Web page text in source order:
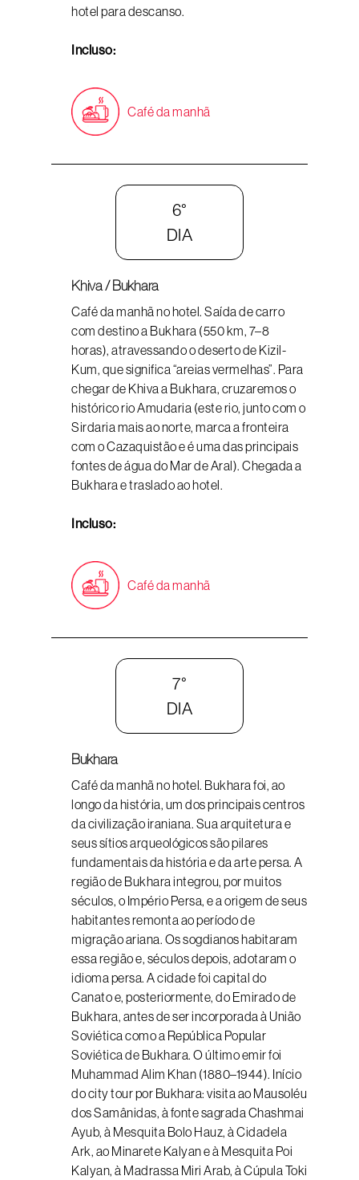
hotel para descanso.
Incluso:
Café da manhã
6°
DIA
Khiva / Bukhara
Café da manhã no hotel. Saída de carro
com destino a Bukhara (550 km, 7–8
horas), atravessando o deserto de Kizil-
Kum, que significa “areias vermelhas”. Para
chegar de Khiva a Bukhara, cruzaremos o
histórico rio Amudaria (este rio, junto com o
Sirdaria mais ao norte, marca a fronteira
com o Cazaquistão e é uma das principais
fontes de água do Mar de Aral). Chegada a
Bukhara e traslado ao hotel.
Incluso:
Café da manhã
7°
DIA
Bukhara
Café da manhã no hotel. Bukhara foi, ao
longo da história, um dos principais centros
da civilização iraniana. Sua arquitetura e
seus sítios arqueológicos são pilares
fundamentais da história e da arte persa. A
região de Bukhara integrou, por muitos
séculos, o Império Persa, e a origem de seus
habitantes remonta ao período de
migração ariana. Os sogdianos habitaram
essa região e, séculos depois, adotaram o
idioma persa. A cidade foi capital do
Canato e, posteriormente, do Emirado de
Bukhara, antes de ser incorporada à União
Soviética como a República Popular
Soviética de Bukhara. O último emir foi
Muhammad Alim Khan (1880–1944). Início
do city tour por Bukhara: visita ao Mausoléu
dos Samânidas, à fonte sagrada Chashmai
Ayub, à Mesquita Bolo Hauz, à Cidadela
Ark, ao Minarete Kalyan e à Mesquita Poi
Kalyan, à Madrassa Miri Arab, à Cúpula Toki